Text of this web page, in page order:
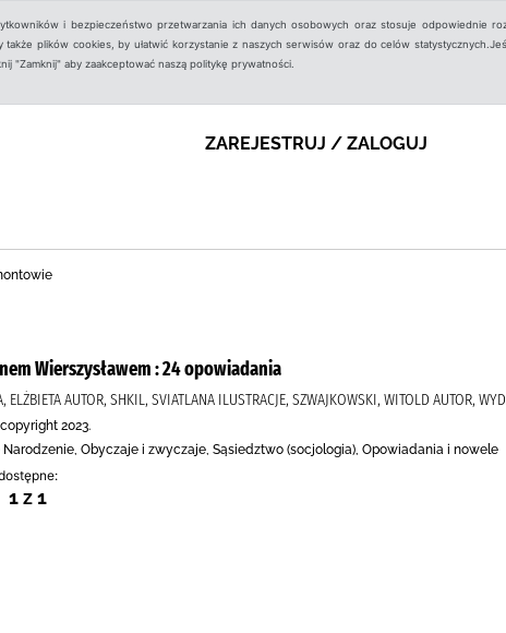
i bezpieczeństwo przetwarzania ich danych osobowych oraz stosuje odpowiednie
plików cookies, by ułatwić korzystanie z naszych serwisów oraz do celów
"Zamknij" aby zaakceptować naszą politykę prywatności.
ZAREJESTRUJ / ZALOGUJ
Wierszysławem : 24 opowiadania
ELŻBIETA AUTOR, SHKIL, SVIATLANA ILUSTRACJE, SZWAJKOWSKI, WITOLD AUTOR,
2023.
Obyczaje i zwyczaje, Sąsiedztwo (socjologia), Opowiadania i nowele
1 z 1